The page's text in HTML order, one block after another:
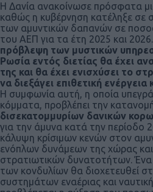
Η Δανία ανακοίνωσε πρόσφατα
καθώς η κυβέρνηση κατέληξε σε
των αμυντικών δαπανών σε
του ΑΕΠ για τα έτη 2025 και 2026.
πρόβλεψη των μυστικών
Ρωσία εντός διετίας θα έχει
της και θα έχει ενισχύσει το
να διεξάγει επιθετική
Η συμφωνία αυτή, η οποία
κόμματα, προβλέπει την
δισεκατομμυρίων δανικών
για την άμυνα κατά την περίοδο
κάλυψη κρίσιμων κενών στον
ενόπλων δυνάμεων της χώρας
στρατιωτικών δυνατοτήτων.
των κονδυλίων θα διοχετευθεί
συστημάτων εναέριας και